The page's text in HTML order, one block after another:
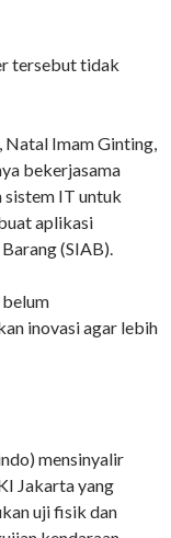
tersebut tidak
Imam Ginting,
bekerjasama
sistem IT untuk
aplikasi
(SIAB).
belum
inovasi agar lebih
mensinyalir
Jakarta yang
uji fisik dan